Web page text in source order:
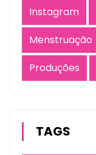
Instagram
Menstruação
Produções
TAGS